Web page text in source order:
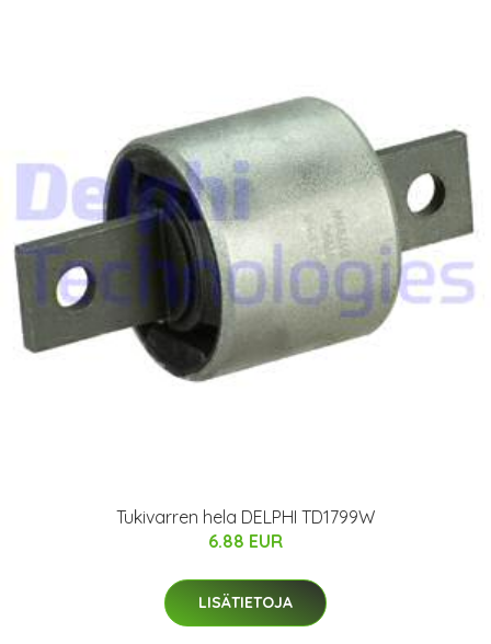
Tukivarren hela DELPHI TD1799W
6.88 EUR
LISÄTIETOJA